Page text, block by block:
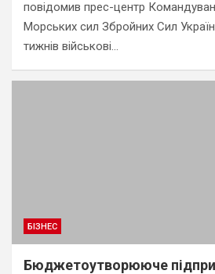
повідомив прес-центр
Морських сил Збройних Сил
тижнів військові…
БІЗНЕС
Бюджетоутворююче